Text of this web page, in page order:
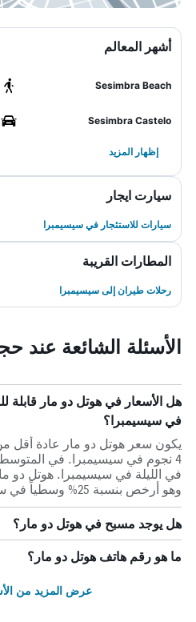
أشهر المعالم
Sesimbra Beach
Sesimbra Castelo
إظهار المزيد
سيارت ايجار
سيارات للاستئجار في سيسيمبرا
المطارات القريبة
رحلات طيران إلى سيسيمبرا
الأسئلة الشائعة عند
في سيسيمبرا؟
يكون سعر هوتل دو مار عادة
وهو أرخص بنسبة 25% وسطياً في سيسيمبرا.
هل يوجد مسبح في هوتل دو مار؟
ما هو رقم هاتف هوتل دو مار؟
عرض المزيد من